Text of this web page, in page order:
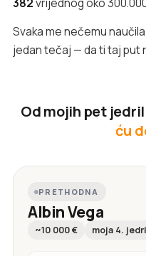
Svaka me nečemu
jedan tečaj — da ti taj put
Od mojih pet
ću
PRETHODNA
Albin Vega
~10 000 € moja 4.